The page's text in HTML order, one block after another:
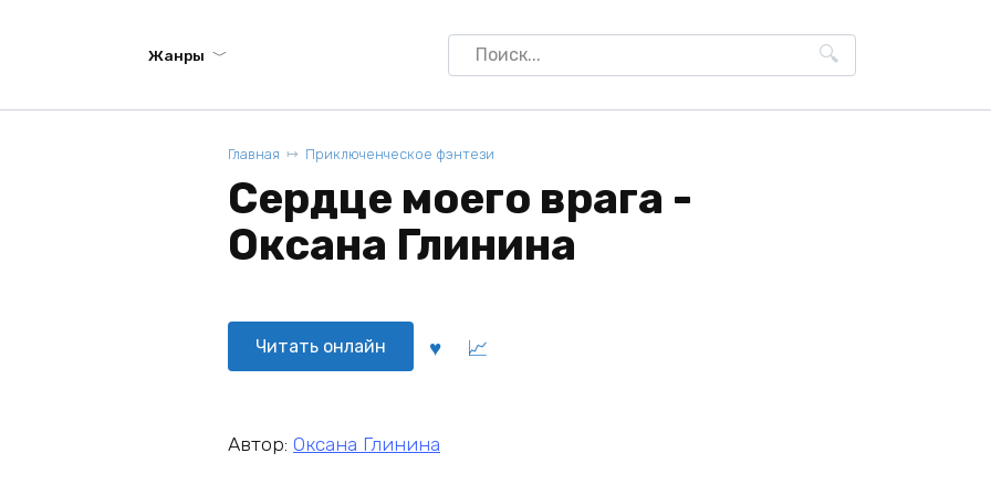
Жанры
Search
for:
Главная Приключенческое фэнтези
Сердце моего врага -
Оксана Глинина
Читать онлайн
Автор: Оксана Глинина